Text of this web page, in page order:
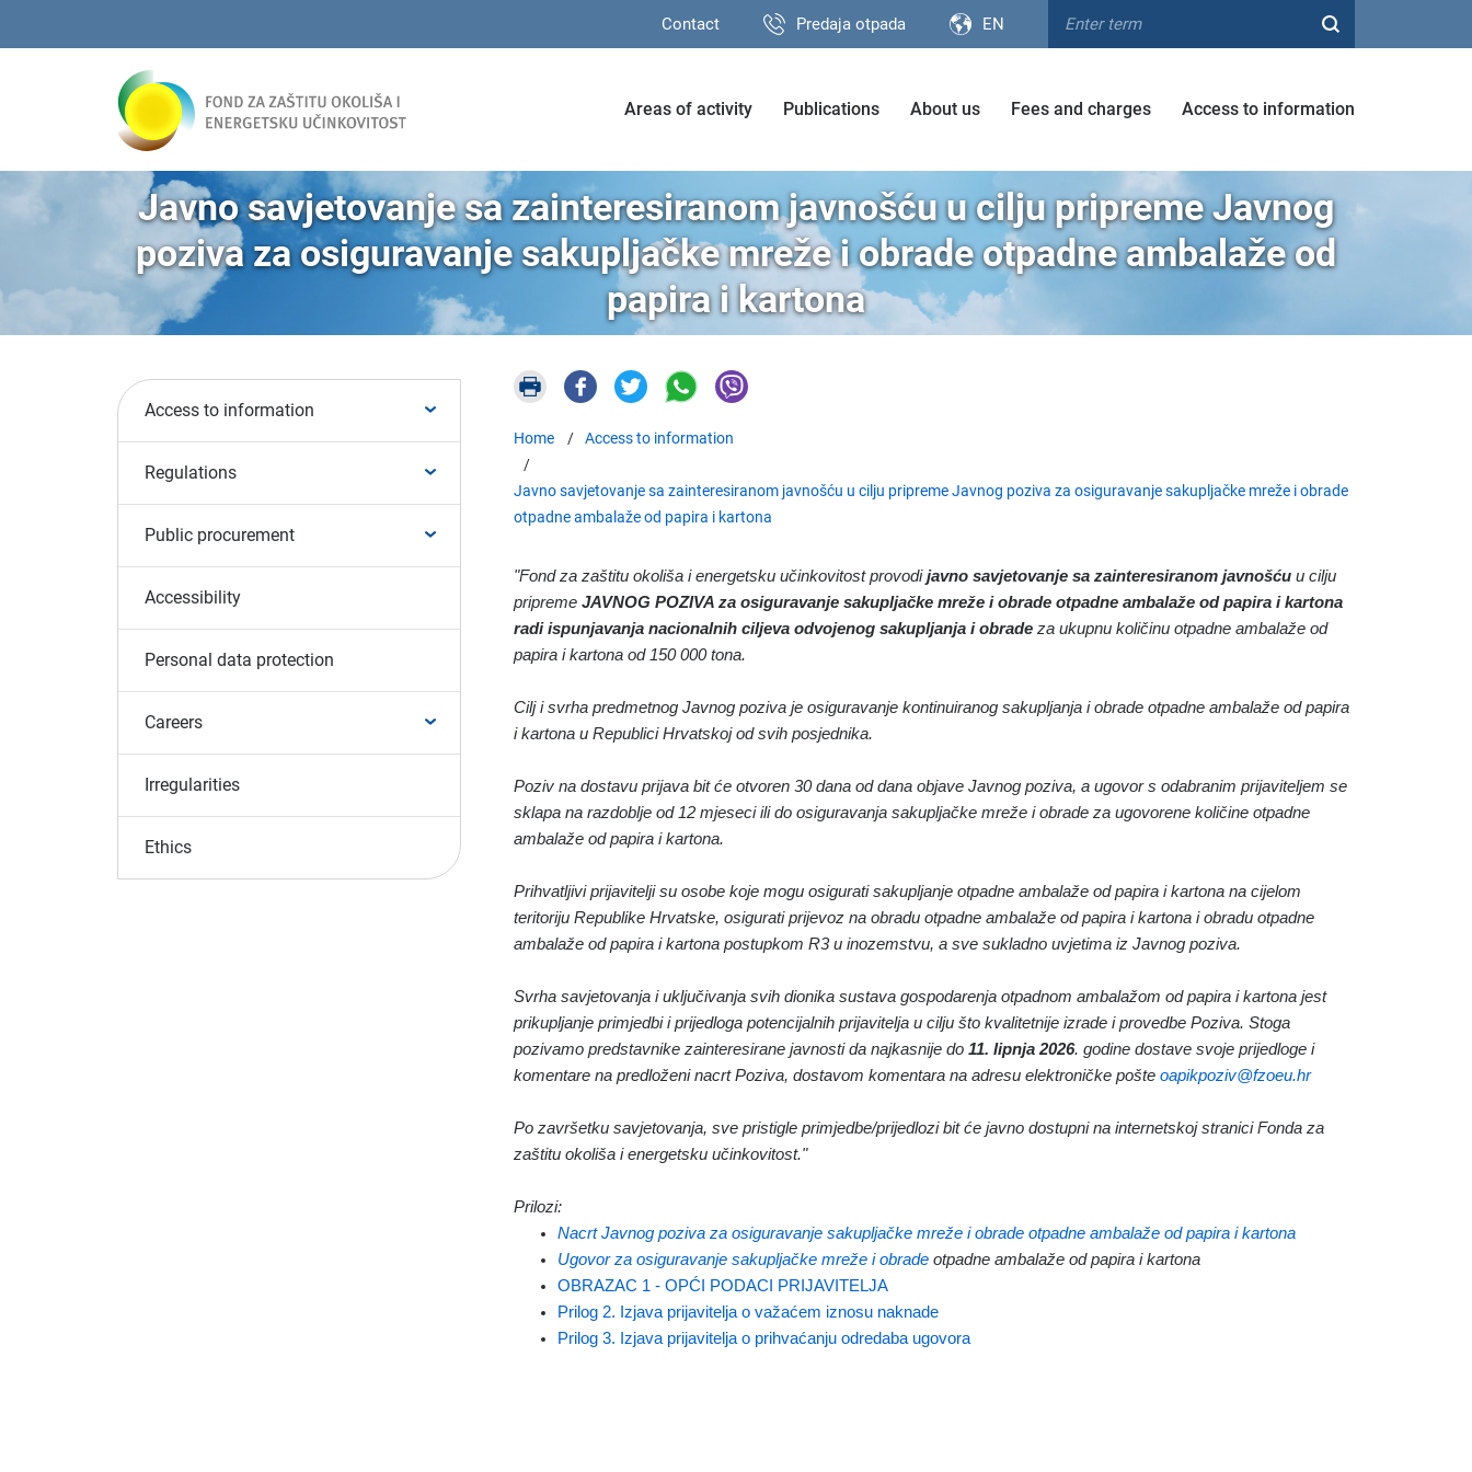
Contact Predaja otpada EN
Areas of activity Publications About us Fees and charges Access to information
Javno savjetovanje sa zainteresiranom javnošću u cilju pripreme Javnog
poziva za osiguravanje sakupljačke mreže i obrade otpadne ambalaže od
papira i kartona
Access to information
Regulations
Public procurement
Accessibility
Personal data protection
Careers
Irregularities
Ethics
Home Access to information
Javno savjetovanje sa zainteresiranom javnošću u cilju pripreme Javnog poziva za osiguravanje sakupljačke mreže i obrade
otpadne ambalaže od papira i kartona
"Fond za zaštitu okoliša i energetsku učinkovitost provodijavno savjetovanje sa zainteresiranom javnošćuu cilju
pripreme JAVNOG POZIVA za osiguravanje sakupljačke mreže i obrade otpadne ambalaže od papira i kartona
radi ispunjavanja nacionalnih ciljeva odvojenog sakupljanja i obradeza ukupnu količinu otpadne ambalaže od
papira i kartona od 150 000 tona.
Cilj i svrha predmetnog Javnog poziva je osiguravanje kontinuiranog sakupljanja i obrade otpadne ambalaže od papira
i kartona u Republici Hrvatskoj od svih posjednika.
Poziv na dostavu prijava bit će otvoren 30 dana od dana objave Javnog poziva, a ugovor s odabranim prijaviteljem se
sklapa na razdoblje od 12 mjeseci ili do osiguravanja sakupljačke mreže i obrade za ugovorene količine otpadne
ambalaže od papira i kartona.
Prihvatljivi prijavitelji su osobe koje mogu osigurati sakupljanje otpadne ambalaže od papira i kartona na cijelom
teritoriju Republike Hrvatske, osigurati prijevoz na obradu otpadne ambalaže od papira i kartona i obradu otpadne
ambalaže od papira i kartona postupkom R3 u inozemstvu, a sve sukladno uvjetima iz Javnog poziva.
Svrha savjetovanja i uključivanja svih dionika sustava gospodarenja otpadnom ambalažom od papira i kartona jest
prikupljanje primjedbi i prijedloga potencijalnih prijavitelja u cilju što kvalitetnije izrade i provedbe Poziva. Stoga
pozivamo predstavnike zainteresirane javnosti da najkasnije do 11. lipnja 2026. godine dostave svoje prijedloge i
komentare na predloženi nacrt Poziva, dostavom komentara na adresu elektroničke pošte oapikpoziv@fzoeu.hr
Po završetku savjetovanja, sve pristigle primjedbe/prijedlozi bit će javno dostupni na internetskoj stranici Fonda za
zaštitu okoliša i energetsku učinkovitost."
Prilozi:
Nacrt Javnog poziva za osiguravanje sakupljačke mreže i obrade otpadne ambalaže od papira i kartona
Ugovor za osiguravanje sakupljačke mreže i obrade otpadne ambalaže od papira i kartona
OBRAZAC 1 - OPĆI PODACI PRIJAVITELJA
Prilog 2. Izjava prijavitelja o važaćem iznosu naknade
Prilog 3. Izjava prijavitelja o prihvaćanju odredaba ugovora